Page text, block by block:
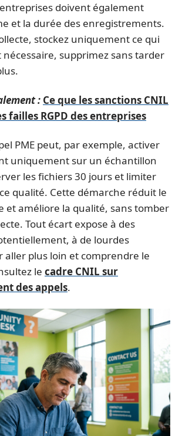
doivent également
et la durée des enregistrements.
stockez uniquement ce qui
supprimez sans tarder
: Ce que les sanctions CNIL
failles RGPD des entreprises
PME peut, par exemple, activer
uniquement sur un échantillon
les fichiers 30 jours et limiter
qualité. Cette démarche réduit le
et améliore la qualité, sans tomber
Tout écart expose à des
à de lourdes
aller plus loin et comprendre le
le cadre CNIL sur
des appels.